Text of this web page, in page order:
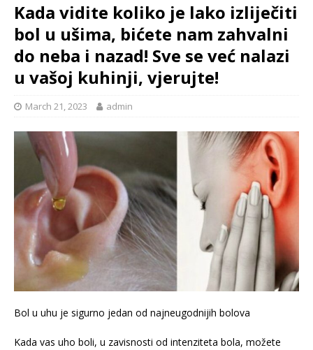
Kada vidite koliko je lako izliječiti
bol u ušima, bićete nam zahvalni
do neba i nazad! Sve se već nalazi
u vašoj kuhinji, vjerujte!
March 21, 2023 admin
Bol u uhu je sigurno jedan od najneugodnijih bolova
Kada vas uho boli, u zavisnosti od intenziteta bola, možete